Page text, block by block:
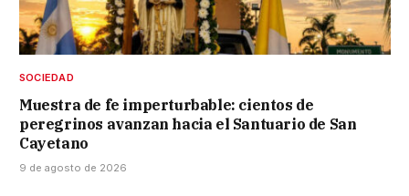
SOCIEDAD
Muestra de fe imperturbable: cientos de
peregrinos avanzan hacia el Santuario de San
Cayetano
9 de agosto de 2026